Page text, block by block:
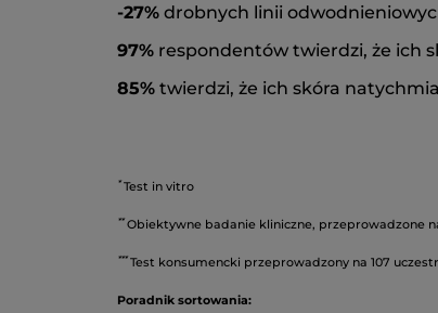
-27% drobnych linii
97% respondentów twierdzi, że ich
85% twierdzi, że ich skóra
*Test in vitro
**Obiektywne badanie kliniczne, przeprowadzone
***Test konsumencki przeprowadzony na 107
Poradnik sortowania: